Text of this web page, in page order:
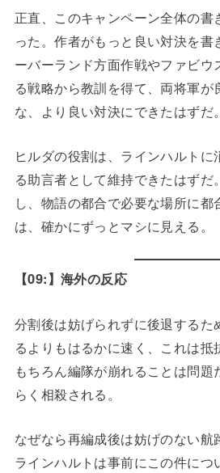
正直、このキャンペーン全体の
った。作者がもっと良い対決を書
ーバーランド方面作戦やファビウ
る戦略から教訓を得て、両将軍が
な、より良い対決にできたはずだ。
ヒルダの役割は、ラインハルト
る助言者として維持できたはず
し、物語の都合で必要な場所に都
は、確かにずっとマシに見える。
【09:】海外の反応
分割後は妨げられずに後退するた
るよりもはるかに速く、これは抵
もちろん編隊が崩れることは問
らく相殺される。
なぜなら再編成後は妨げのない航
ラインハルトは事前にこの件につ